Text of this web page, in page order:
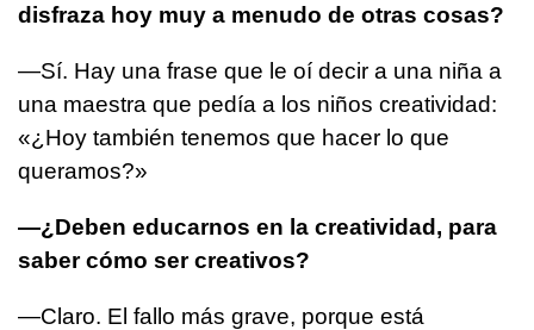
disfraza hoy muy a menudo de otras cosas?
—Sí. Hay una frase que le oí decir a una niña a
una maestra que pedía a los niños creatividad:
«¿Hoy también tenemos que hacer lo que
queramos?»
—¿Deben educarnos en la creatividad, para
saber cómo ser creativos?
—Claro. El fallo más grave, porque está